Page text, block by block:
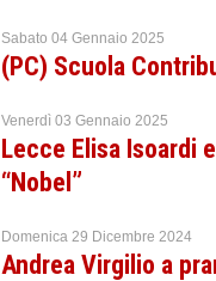
Sabato 04 Gennaio 2025
(PC) Scuola
Venerdì 03 Gennaio 2025
Lecce Elisa Isoardi
“Nobel”
Domenica 29 Dicembre 2024
Andrea Virgilio a